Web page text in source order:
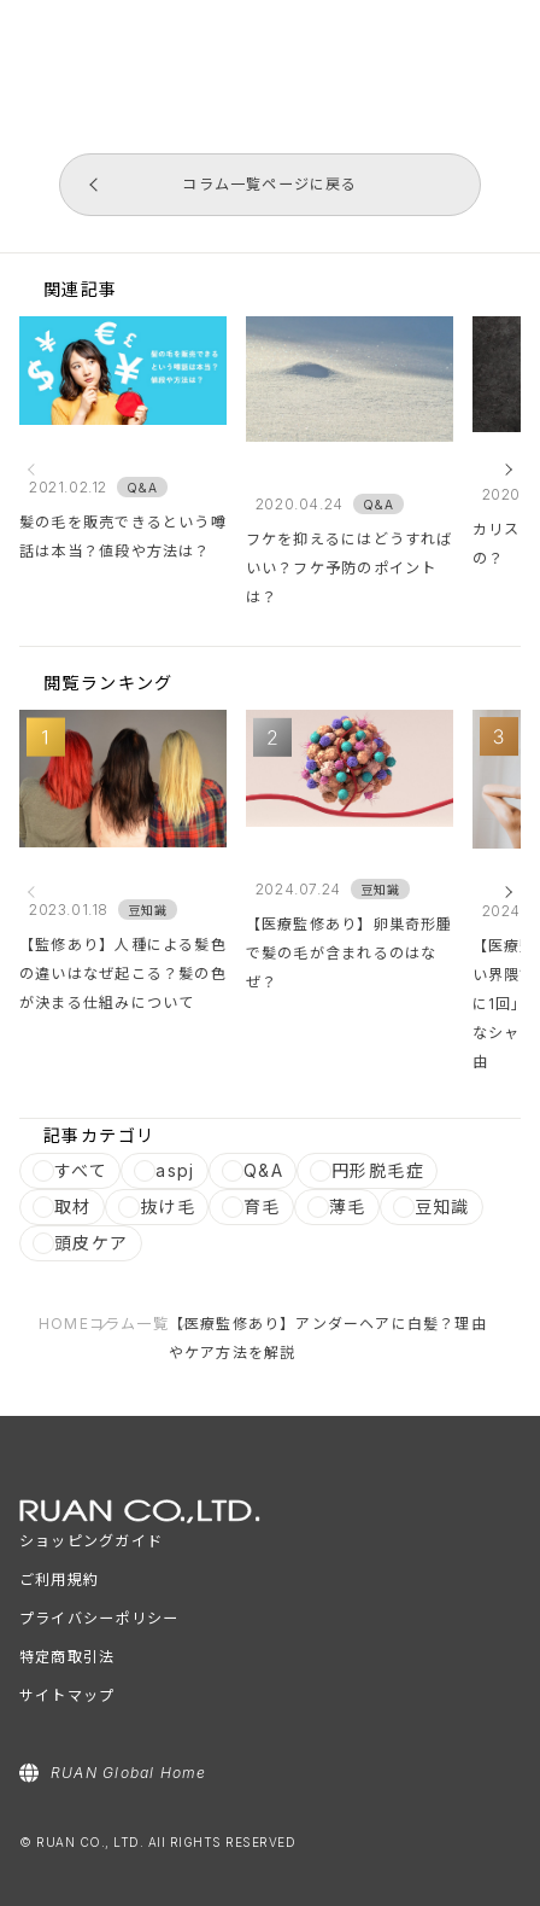
コラム一覧ページに戻る
関連記事
2021.02.12 Q&A
髪の毛を販売できるという噂
話は本当？値段や方法は？
2020.04.24 Q&A
フケを抑えるにはどうすれば
いい？フケ予防のポイント
は？
カリス
の？
閲覧ランキング
2023.01.18 豆知識
【監修あり】人種による髪色
の違いはなぜ起こる？髪の色
が決まる仕組みについて
2024.07.24 豆知識
【医療監修あり】卵巣奇形腫
で髪の毛が含まれるのはな
ぜ？
【医療
い界隈
に1回」
なシャ
由
記事カテゴリ
すべて
aspj Q&A
円形脱毛症
取材
抜け毛 育毛 薄毛
豆知識
頭皮ケア
HOME コラム一覧 【医療監修あり】アンダーヘアに白髪？理由
やケア方法を解説
ショッピングガイド
ご利用規約
プライバシーポリシー
特定商取引法
サイトマップ
RUAN Global Home
© RUAN CO., LTD. All RIGHTS RESERVED